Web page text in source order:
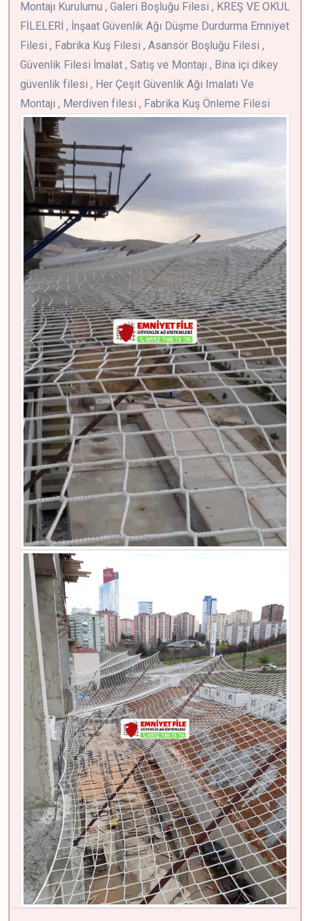
Montajı Kurulumu , Galeri Boşluğu Filesi , KREŞ VE OKUL
FİLELERİ , İnşaat Güvenlik Ağı Düşme Durdurma Emniyet
Filesi , Fabrika Kuş Filesi , Asansör Boşluğu Filesi ,
Güvenlik Filesi İmalat , Satış ve Montajı , Bina içi dikey
güvenlik filesi , Her Çeşit Güvenlik Ağı Imalati Ve
Montajı , Merdiven filesi , Fabrika Kuş Önleme Filesi